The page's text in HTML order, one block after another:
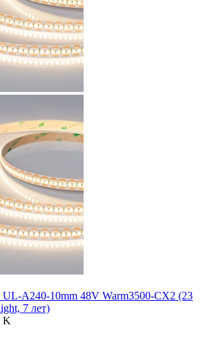
UL-A240-10mm 48V Warm3500-CX2 (23
7 лет)
K